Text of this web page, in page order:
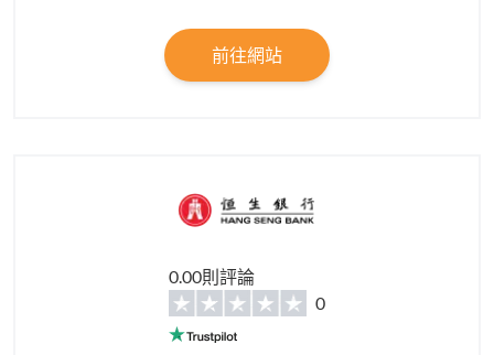
前往網站
0.00則評論
0